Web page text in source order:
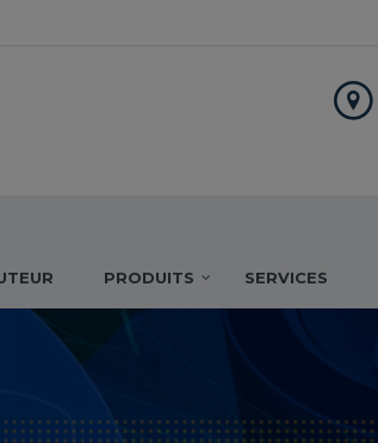
PRODUITS SERVICES